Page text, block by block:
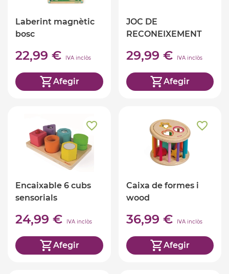
Laberint magnètic
bosc
22,99 € IVA inclòs
Afegir
JOC DE
RECONEIXEMENT
TOUCH
29,99 € IVA inclòs
Afegir
Encaixable 6 cubs
sensorials
24,99 € IVA inclòs
Afegir
Caixa de formes i
wood
36,99 € IVA inclòs
Afegir